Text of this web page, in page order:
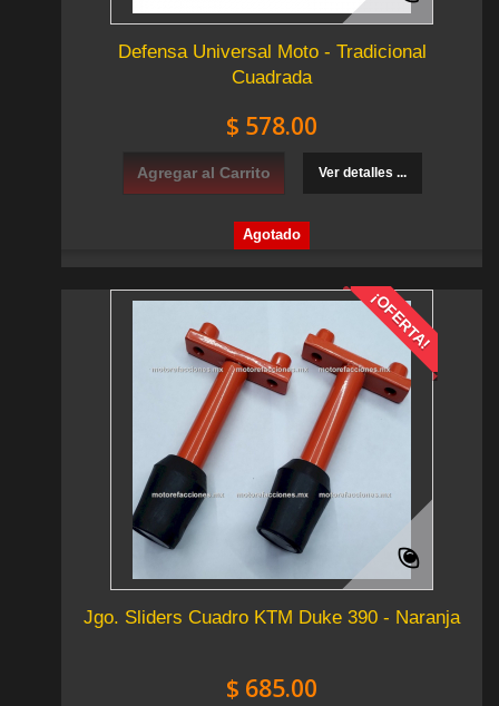
Defensa Universal Moto - Tradicional
Cuadrada
$ 578.00
Agregar al Carrito Ver detalles ...
Agotado
¡OFERTA!
Jgo. Sliders Cuadro KTM Duke 390 - Naranja
$ 685.00